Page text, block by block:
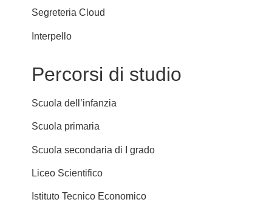
Segreteria Cloud
Interpello
Percorsi di studio
Scuola dell’infanzia
Scuola primaria
Scuola secondaria di I grado
Liceo Scientifico
Istituto Tecnico Economico